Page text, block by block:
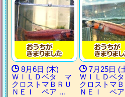
8月6日 (木)
ＷＩＬＤベタ マ
クロストマＢＲＵ
ＮＥＩ ペア …
7月25日 (
ＷＩＬＤベ
クロストマＢ
ＮＥＩ ペ